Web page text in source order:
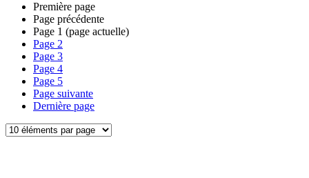
Première page
Page précédente
Page 1 (page actuelle)
Page 2
Page 3
Page 4
Page 5
Page suivante
Dernière page